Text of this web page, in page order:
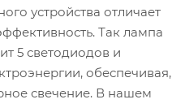
устройства отличает
Так лампа
5 светодиодов и
обеспечивая,
свечение. В нашем